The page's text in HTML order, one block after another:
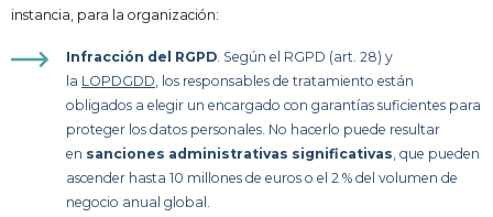
instancia, para la organización:
Infracción del RGPD . Según el RGPD (art. 28) y
la LOPDGDD , los responsables de tratamiento están
obligados a elegir un encargado con garantías suficientes para
proteger los datos personales. No hacerlo puede resultar
en sanciones administrativas significativas , que pueden
ascender hasta 10 millones de euros o el 2 % del volumen de
negocio anual global.